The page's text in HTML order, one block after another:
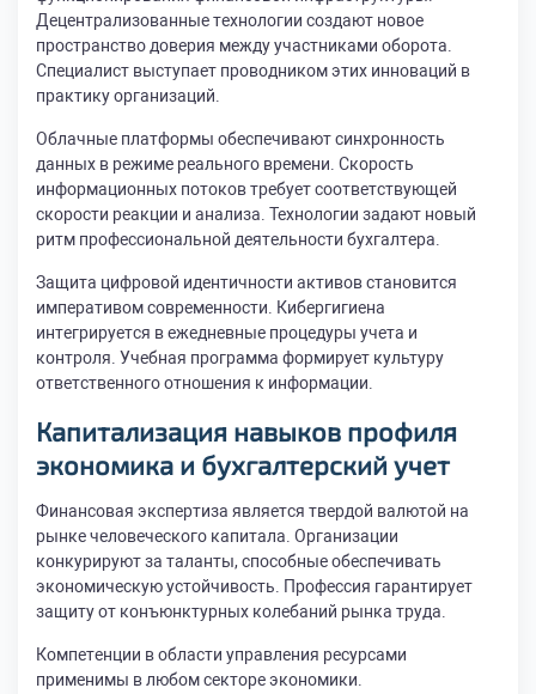
Децентрализованные технологии создают новое
пространство доверия между участниками оборота.
Специалист выступает проводником этих инноваций в
практику организаций.
Облачные платформы обеспечивают синхронность
данных в режиме реального времени. Скорость
информационных потоков требует соответствующей
скорости реакции и анализа. Технологии задают новый
ритм профессиональной деятельности бухгалтера.
Защита цифровой идентичности активов становится
императивом современности. Кибергигиена
интегрируется в ежедневные процедуры учета и
контроля. Учебная программа формирует культуру
ответственного отношения к информации.
Капитализация навыков профиля
экономика и бухгалтерский учет
Финансовая экспертиза является твердой валютой на
рынке человеческого капитала. Организации
конкурируют за таланты, способные обеспечивать
экономическую устойчивость. Профессия гарантирует
защиту от конъюнктурных колебаний рынка труда.
Компетенции в области управления ресурсами
применимы в любом секторе экономики.